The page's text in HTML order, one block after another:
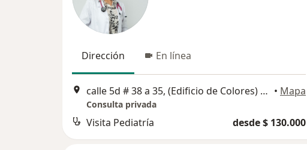
Dirección En línea
calle 5d # 38 a 35, (Edificio de Colores) Vida Centro Profesional, Torre 1 , Piso 8, consultorio 827, Cali • Mapa
Consulta privada
Visita Pediatría desde $ 130.000